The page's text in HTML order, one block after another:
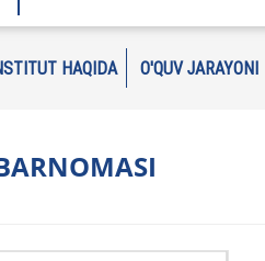
HAQIDA O'QUV JARAYONI